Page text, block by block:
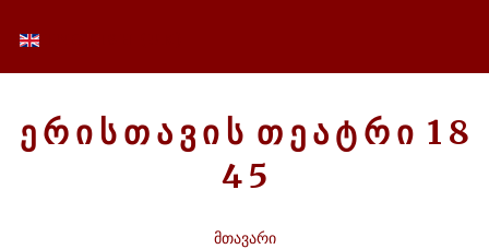
ᲔᲠᲘᲡᲗᲐᲕᲘᲡ ᲗᲔᲐᲢᲠᲘ 1 8
45
მთავარი